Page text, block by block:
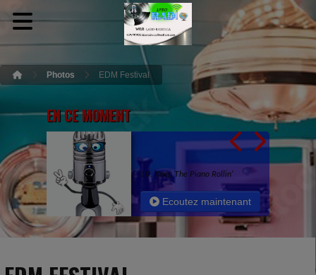
Photos EDM Festival
EN CE MOMENT
10. Keep The Piano Rollin’
Ecoutez maintenant